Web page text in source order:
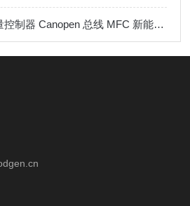
宝德 8742 质量流量控制器 Canopen 总线 MFC 新能源燃料电池测试专用流量计